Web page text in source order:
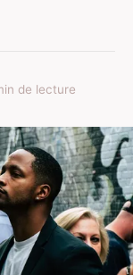
de lecture